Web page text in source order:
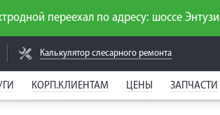
переехал по адресу: шоссе
Калькулятор слесарного ремонта
КОРП.КЛИЕНТАМ ЦЕНЫ ЗАПЧАСТИ